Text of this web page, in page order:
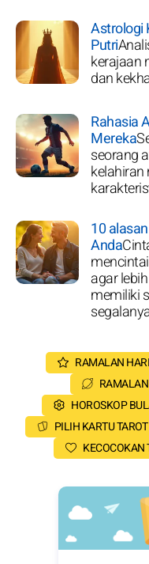
Astrologi
Putri
kerajaan
dan
Rahasia
Mereka
seorang
10
Anda
agar
memiliki
RAMALAN
HOROSKOP
PILIH KARTU TAROT
KECOCOKAN